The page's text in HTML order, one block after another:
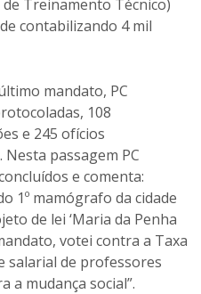
Treinamento Técnico)
contabilizando 4 mil
mandato, PC
108
e 245 ofícios
passagem PC
e comenta:
1º mamógrafo da cidade
de lei ‘Maria da Penha
votei contra a Taxa
salarial de professores
a mudança social”.